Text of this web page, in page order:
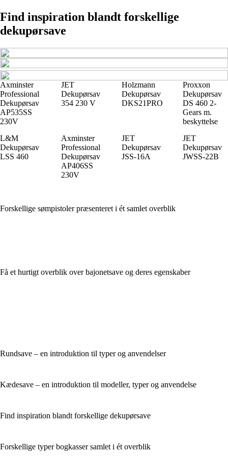
Find inspiration blandt forskellige
dekupørsave
Axminster
Professional
Dekupørsav
AP535SS
230V
JET
Dekupørsav
354 230 V
Holzmann
Dekupørsav
DKS21PRO
Proxxon
Dekupørsav
DS 460 2-
Gears m.
beskyttelse
L&M
Dekupørsav
LSS 460
Axminster
Professional
Dekupørsav
AP406SS
230V
JET
Dekupørsav
JSS-16A
JET
Dekupørsav
JWSS-22B
Forskellige sømpistoler præsenteret i ét samlet overblik
Få et hurtigt overblik over bajonetsave og deres egenskaber
Rundsave – en introduktion til typer og anvendelser
Kædesave – en introduktion til modeller, typer og anvendelse
Find inspiration blandt forskellige dekupørsave
Forskellige typer bogkasser samlet i ét overblik